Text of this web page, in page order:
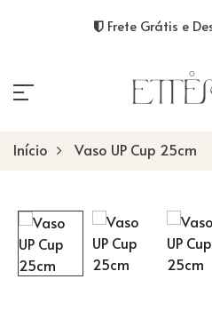
Frete Grátis e
Início Vaso UP Cup 25cm